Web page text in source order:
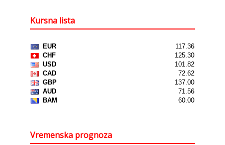
Kursna lista
Vremenska prognoza